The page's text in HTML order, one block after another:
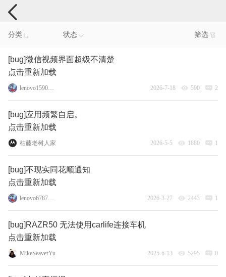
手机反馈
分类 状态 筛选
[bug]微信视频界面超级不清楚
点击重新加载
lenovo159087962 2026-7-18 590 2
[bug]应用频繁自启。
点击重新加载
枯藤老树人家 2026-5-5 1880 1
[bug]不现实同花顺通知
点击重新加载
lenovo67872328 2026-3-27 2443 1
[bug]RAZR50 无法使用carlife连接车机
点击重新加载
MikeSeaverYu 2025-6-13 5295 0